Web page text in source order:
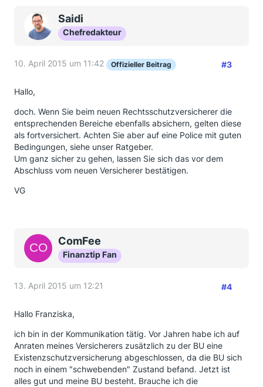
Saidi
Chefredakteur
10. April 2015 um 11:42 Offizieller Beitrag #3
Hallo,
doch. Wenn Sie beim neuen Rechtsschutzversicherer die
entsprechenden Bereiche ebenfalls absichern, gelten diese
als fortversichert. Achten Sie aber auf eine Police mit guten
Bedingungen, siehe unser Ratgeber.
Um ganz sicher zu gehen, lassen Sie sich das vor dem
Abschluss vom neuen Versicherer bestätigen.
VG
ComFee
Finanztip Fan
13. April 2015 um 12:21 #4
Hallo Franziska,
ich bin in der Kommunikation tätig. Vor Jahren habe ich auf
Anraten meines Versicherers zusätzlich zu der BU eine
Existenzschutzversicherung abgeschlossen, da die BU sich
noch in einem "schwebenden" Zustand befand. Jetzt ist
alles gut und meine BU besteht. Brauche ich die